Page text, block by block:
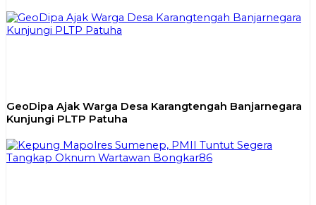
GeoDipa Ajak Warga Desa Karangtengah Banjarnegara
Kunjungi PLTP Patuha